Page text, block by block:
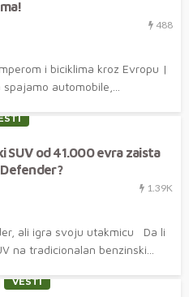
488
i biciklima kroz Evropu |
automobile,...
SUV od 41.000 evra zaista
1.39K
ali igra svoju utakmicu Da li
na tradicionalan benzinski...
VESTI